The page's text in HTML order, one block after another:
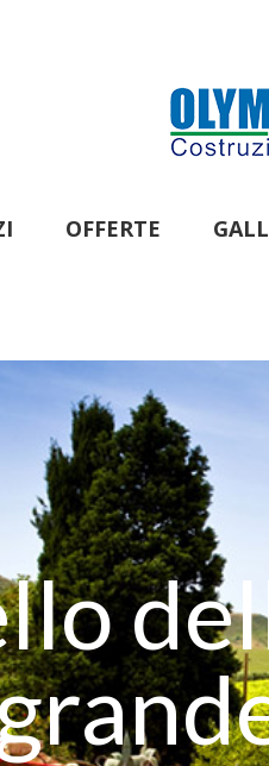
OFFERTE